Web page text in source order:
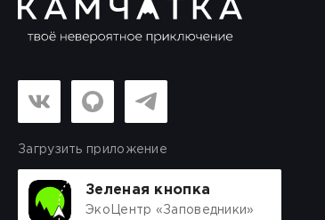
Загрузить приложение
Зеленая кнопка
ЭкоЦентр «Заповедники»